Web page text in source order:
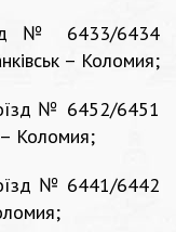
№ 6433/6434
– Коломия;
№ 6452/6451
Коломия;
№ 6441/6442